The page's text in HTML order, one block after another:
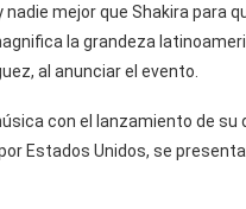
nadie mejor que Shakira
la grandeza
al anunciar el evento.
con el lanzamiento de su
Estados Unidos, se